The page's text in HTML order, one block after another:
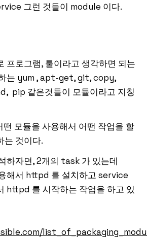
그런 것들이 module 이다.
프로그램, 툴이라고 생각하면 되는
는 yum , apt-get, git, copy,
pip 같은것들이 모듈이라고 지칭
모듈을 사용해서 어떤 작업을 할
는 것이다.
하자면, 2개의 task 가 있는데
해서 httpd 를 설치하고 service
httpd 를 시작하는 작업을 하고 있